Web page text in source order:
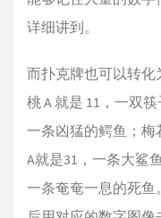
详细讲到。
而扑克牌也可以转
桃 A 就是 11，一双
一条凶猛的鳄鱼；梅
A就是31，一条大鲨
一条奄奄一息的死